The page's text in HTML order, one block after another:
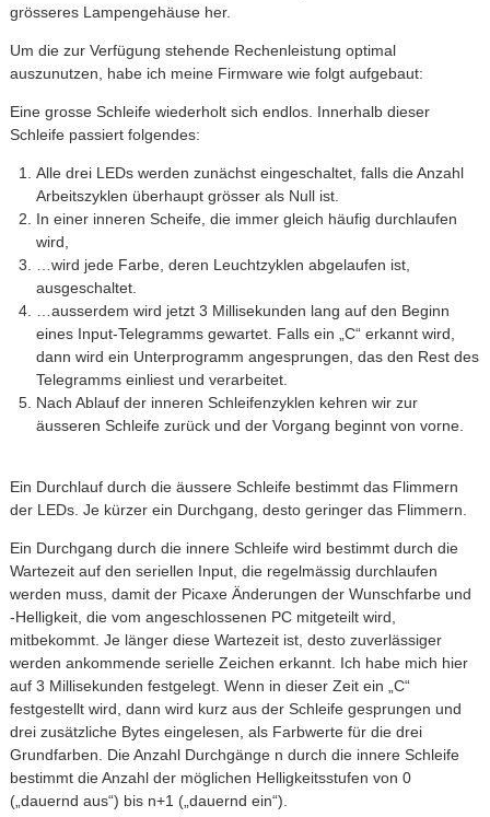
grösseres Lampengehäuse her.
Um die zur Verfügung stehende Rechenleistung optimal
auszunutzen, habe ich meine Firmware wie folgt aufgebaut:
Eine grosse Schleife wiederholt sich endlos. Innerhalb dieser
Schleife passiert folgendes:
Alle drei LEDs werden zunächst eingeschaltet, falls die Anzahl
Arbeitszyklen überhaupt grösser als Null ist.
In einer inneren Scheife, die immer gleich häufig durchlaufen
wird,
…wird jede Farbe, deren Leuchtzyklen abgelaufen ist,
ausgeschaltet.
…ausserdem wird jetzt 3 Millisekunden lang auf den Beginn
eines Input-Telegramms gewartet. Falls ein „C“ erkannt wird,
dann wird ein Unterprogramm angesprungen, das den Rest des
Telegramms einliest und verarbeitet.
Nach Ablauf der inneren Schleifenzyklen kehren wir zur
äusseren Schleife zurück und der Vorgang beginnt von vorne.
Ein Durchlauf durch die äussere Schleife bestimmt das Flimmern
der LEDs. Je kürzer ein Durchgang, desto geringer das Flimmern.
Ein Durchgang durch die innere Schleife wird bestimmt durch die
Wartezeit auf den seriellen Input, die regelmässig durchlaufen
werden muss, damit der Picaxe Änderungen der Wunschfarbe und
-Helligkeit, die vom angeschlossenen PC mitgeteilt wird,
mitbekommt. Je länger diese Wartezeit ist, desto zuverlässiger
werden ankommende serielle Zeichen erkannt. Ich habe mich hier
auf 3 Millisekunden festgelegt. Wenn in dieser Zeit ein „C“
festgestellt wird, dann wird kurz aus der Schleife gesprungen und
drei zusätzliche Bytes eingelesen, als Farbwerte für die drei
Grundfarben. Die Anzahl Durchgänge n durch die innere Schleife
bestimmt die Anzahl der möglichen Helligkeitsstufen von 0
(„dauernd aus“) bis n+1 („dauernd ein“).